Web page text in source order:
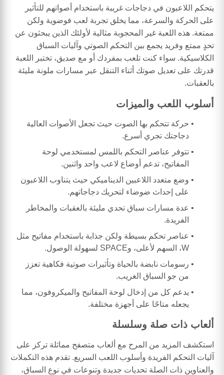
يتحكم اللاعبون في دجاجات غريبة باستخدام أصواتهم للتأثير
على الحركة والسرعة، مما يخلق تجربة لعب فوضوية ولكن
ممتعة. هذه اللعبة غير المحجوبة مثالية لأولئك الذين يبحثون عن
تحدٍ ممتع وفريد يجمع بين التحكم الصوتي وآليات السباق
الكلاسيكية. سواء كنت تلعب بمفردك أو مع صديق، تختبر اللعبة
قدرتك على تعديل صوتك أثناء التنقل عبر مسارات ملونة مليئة
بالعقبات.
أسلوب اللعب والميزات
حركة تتحكم بها الصوت حيث تجعل الأصوات العالية
دجاجتك تجري أسرع.
تتوفر عناصر التحكم باللمس لمستخدمي لوحة
المفاتيح، تدعم أوضاع لاعب واحد واثنين.
وضع متعدد اللاعبين الديناميكي حيث يتناوب اللاعبون
على إحداث ضوضاء لتحريك دجاجاتهم.
عدة مسارات سباق تحدي مليئة بالعقبات والمخاطر
الفريدة.
عناصر تحكم بسيطة ولكن جذابة باستخدام مفاتيح مثل
W، السهم لأعلى، وSPACE لسهولة الوصول.
رسومات نابضة بالحياة وتأثيرات صوتية فكاهية تعزز
من جو السباق الغريب.
يدعم كل من إدخال لوحة المفاتيح والميكروفون، مما
يجعله متاحًا على أجهزة مختلفة.
ألعاب ذات صلة وسلسلة
استكشف المزيد من المرح مع ألعاب متصفح مماثلة تركز على
آليات التحكم الفريدة وأسلوب اللعب السريع. تقدم هذه التكملات
والعناوين ذات الصلة تحديات جديدة وتنوعات في نوع السباق،